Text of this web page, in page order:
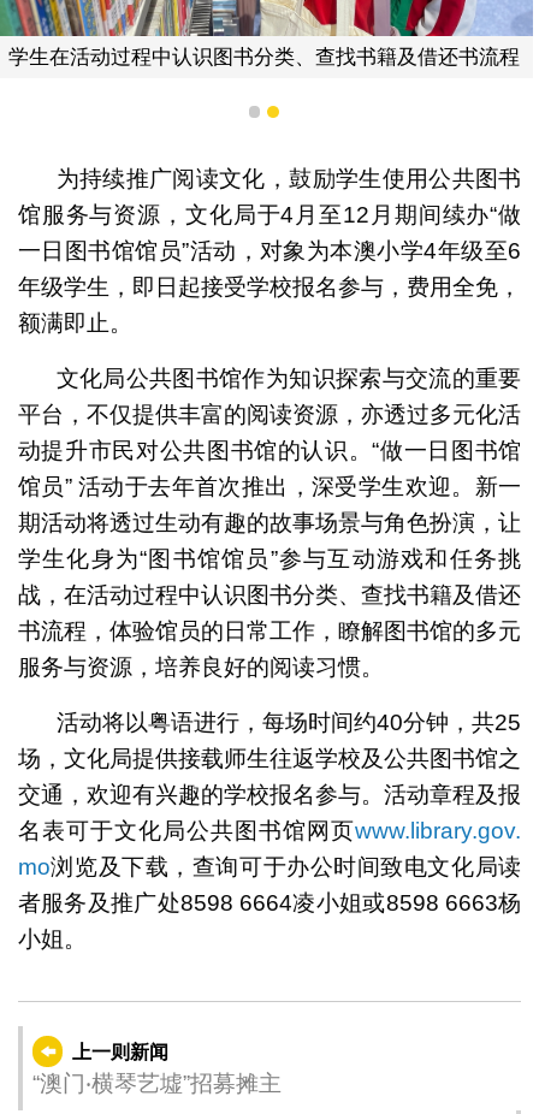
学生在活动过程中认识图书分类、查找书籍及借还书流程
1 2
为持续推广阅读文化，鼓励学生使用公共图书
馆服务与资源，文化局于4月至12月期间续办“做
一日图书馆馆员”活动，对象为本澳小学4年级至6
年级学生，即日起接受学校报名参与，费用全免，
额满即止。
文化局公共图书馆作为知识探索与交流的重要
平台，不仅提供丰富的阅读资源，亦透过多元化活
动提升市民对公共图书馆的认识。“做一日图书馆
馆员” 活动于去年首次推出，深受学生欢迎。新一
期活动将透过生动有趣的故事场景与角色扮演，让
学生化身为“图书馆馆员”参与互动游戏和任务挑
战，在活动过程中认识图书分类、查找书籍及借还
书流程，体验馆员的日常工作，瞭解图书馆的多元
服务与资源，培养良好的阅读习惯。
活动将以粤语进行，每场时间约40分钟，共25
场，文化局提供接载师生往返学校及公共图书馆之
交通，欢迎有兴趣的学校报名参与。活动章程及报
名表可于文化局公共图书馆网页www.library.gov.
mo浏览及下载，查询可于办公时间致电文化局读
者服务及推广处8598 6664凌小姐或8598 6663杨
小姐。
上一则新闻
“澳门‧横琴艺墟”招募摊主